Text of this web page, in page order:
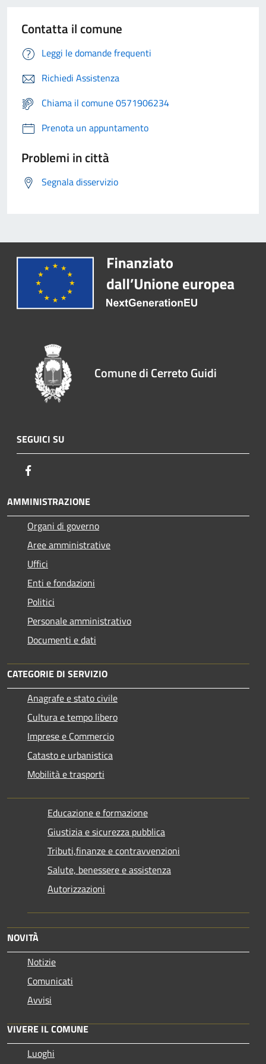
Contatta il comune
Leggi le domande frequenti
Richiedi Assistenza
Chiama il comune 0571906234
Prenota un appuntamento
Problemi in città
Segnala disservizio
Comune di Cerreto Guidi
SEGUICI SU
AMMINISTRAZIONE
Organi di governo
Aree amministrative
Uffici
Enti e fondazioni
Politici
Personale amministrativo
Documenti e dati
CATEGORIE DI SERVIZIO
Anagrafe e stato civile
Cultura e tempo libero
Imprese e Commercio
Catasto e urbanistica
Mobilità e trasporti
Educazione e formazione
Giustizia e sicurezza pubblica
Tributi,finanze e contravvenzioni
Salute, benessere e assistenza
Autorizzazioni
NOVITÀ
Notizie
Comunicati
Avvisi
VIVERE IL COMUNE
Luoghi